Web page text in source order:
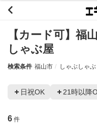
【カード可】福
しゃぶ屋
検索条件 福山市 しゃぶしゃぶ
日祝OK 21時以降
6 件